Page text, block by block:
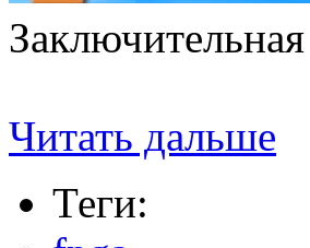
Читать дальше
Теги: